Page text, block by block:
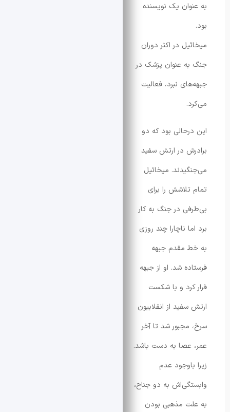
یک نویسنده
در اکثر دوران
عنوان پزشک در
نبرد، فعالیت
بود که دو
در ارتش سفید
میخائیل
را برای
در جنگ به کار
ناچارا چند روزی
مقدم جبهه
شد. او از جبهه
و با شکست
از انقلابیون
شد تا آخر
عصا به دست باشد.
عدم
به دو جناح،
مذهبی بودن